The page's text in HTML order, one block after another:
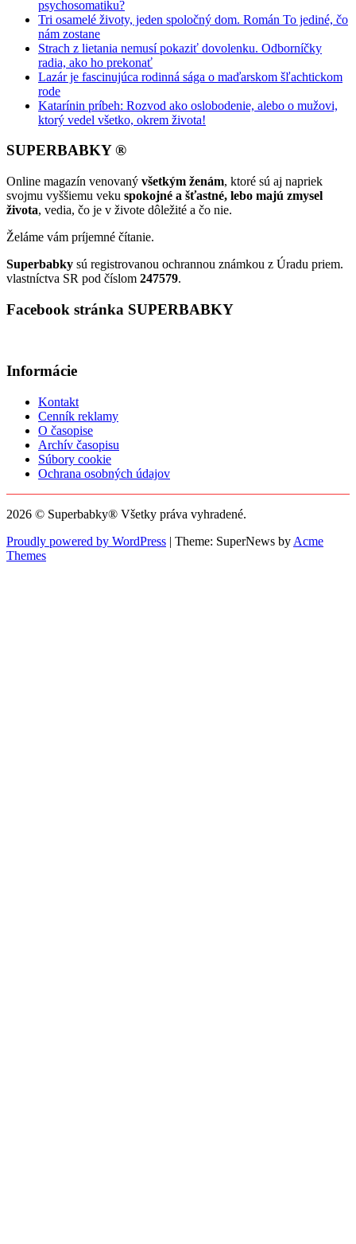
psychosomatiku?
Tri osamelé životy, jeden spoločný dom. Román To jediné, čo
nám zostane
Strach z lietania nemusí pokaziť dovolenku. Odborníčky
radia, ako ho prekonať
Lazár je fascinujúca rodinná sága o maďarskom šľachtickom
rode
Katarínin príbeh: Rozvod ako oslobodenie, alebo o mužovi,
ktorý vedel všetko, okrem života!
SUPERBABKY ®
Online magazín venovaný všetkým ženám, ktoré sú aj napriek
svojmu vyššiemu veku spokojné a šťastné, lebo majú zmysel
života, vedia, čo je v živote dôležité a čo nie.
Želáme vám príjemné čítanie.
Superbabky sú registrovanou ochrannou známkou z Úradu priem.
vlastníctva SR pod číslom 247579.
Facebook stránka SUPERBABKY
Informácie
Kontakt
Cenník reklamy
O časopise
Archív časopisu
Súbory cookie
Ochrana osobných údajov
2026 © Superbabky® Všetky práva vyhradené.
Proudly powered by WordPress | Theme: SuperNews by Acme
Themes